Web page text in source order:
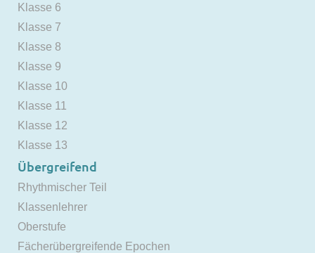
Klasse 6
Klasse 7
Klasse 8
Klasse 9
Klasse 10
Klasse 11
Klasse 12
Klasse 13
Übergreifend
Rhythmischer Teil
Klassenlehrer
Oberstufe
Fächerübergreifende Epochen